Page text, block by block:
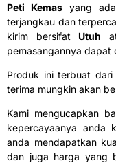
Peti Kemasyang
terjangkau dan
kirim bersifat Utuh
pemasangannya dapat
Produk ini terbuat
terima mungkin akan
Kami mengucapkan
kepercayaanya anda
anda mendapatkan
dan juga harga yang